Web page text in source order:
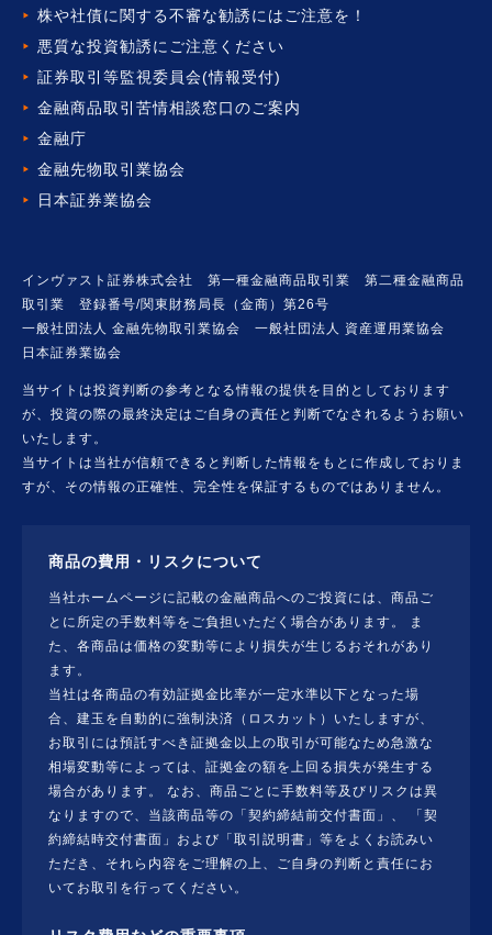
株や社債に関する不審な勧誘にはご注意を！
悪質な投資勧誘にご注意ください
証券取引等監視委員会(情報受付)
金融商品取引苦情相談窓口のご案内
金融庁
金融先物取引業協会
日本証券業協会
インヴァスト証券株式会社 第一種金融商品取引業 第二種金融商品
取引業 登録番号/関東財務局長（金商）第26号
一般社団法人 金融先物取引業協会 一般社団法人 資産運用業協会
日本証券業協会
当サイトは投資判断の参考となる情報の提供を目的としております
が、投資の際の最終決定はご自身の責任と判断でなされるようお願い
いたします。
当サイトは当社が信頼できると判断した情報をもとに作成しておりま
すが、その情報の正確性、完全性を保証するものではありません。
商品の費用・リスクについて
当社ホームページに記載の金融商品へのご投資には、商品ご
とに所定の手数料等をご負担いただく場合があります。 ま
た、各商品は価格の変動等により損失が生じるおそれがあり
ます。
当社は各商品の有効証拠金比率が一定水準以下となった場
合、建玉を自動的に強制決済（ロスカット）いたしますが、
お取引には預託すべき証拠金以上の取引が可能なため急激な
相場変動等によっては、証拠金の額を上回る損失が発生する
場合があります。 なお、商品ごとに手数料等及びリスクは異
なりますので、当該商品等の「契約締結前交付書面」、 「契
約締結時交付書面」および「取引説明書」等をよくお読みい
ただき、それら内容をご理解の上、ご自身の判断と責任にお
いてお取引を行ってください。